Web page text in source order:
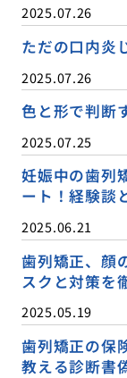
2025.07.26
ただの口内炎
2025.07.26
色と形で判断
2025.07.25
妊娠中の歯列
ート！経験談
2025.06.21
歯列矯正、顔
スクと対策を
2025.05.19
歯列矯正の保
教える診断書